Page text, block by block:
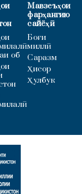
об
Мавзеъҳои
фарҳангию
сайёҳӣ
Боғи
миллӣ
Саразм
Ҳисор
Ҳулбук